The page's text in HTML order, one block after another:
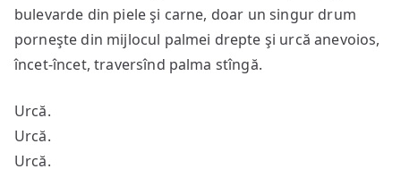
bulevarde din piele şi carne, doar un singur drum
porneşte din mijlocul palmei drepte şi urcă anevoios,
încet-încet, traversînd palma stîngă.
Urcă.
Urcă.
Urcă.